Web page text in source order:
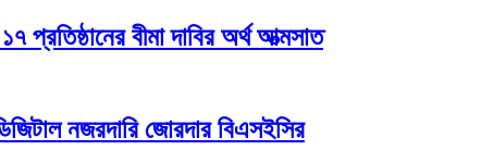
প্রতিষ্ঠানের বীমা দাবির অর্থ আত্মসাত
নজরদারি জোরদার বিএসইসির